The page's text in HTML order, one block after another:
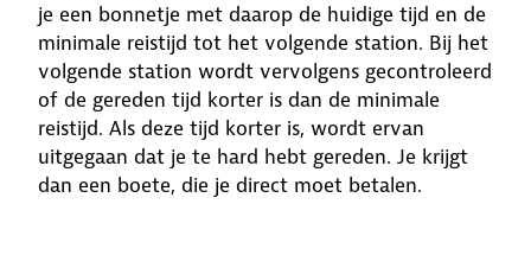
je een bonnetje met daarop de huidige tijd en de
minimale reistijd tot het volgende station. Bij het
volgende station wordt vervolgens gecontroleerd
of de gereden tijd korter is dan de minimale
reistijd. Als deze tijd korter is, wordt ervan
uitgegaan dat je te hard hebt gereden. Je krijgt
dan een boete, die je direct moet betalen.